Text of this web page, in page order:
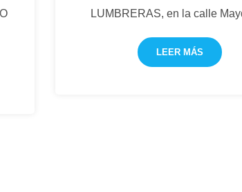
LUMBRERAS, en la calle
LEER MÁS